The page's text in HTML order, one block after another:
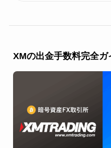
XMの出金手数料完全ガ